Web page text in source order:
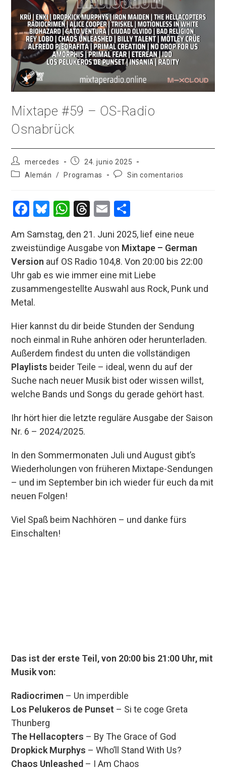
Mixtape #59 – OS-Radio
Osnabrück
Autor
de
la
mercedes
Publicación
la
24. junio 2025
Categoría
entrada:
Alemán / Programas
Comentarios
entrada:
Sin comentarios
F
ce
b
o
o
k
Bl
es
ky
W
at
s
A
p
T
e
a
d
s
E
ail m
p
ar
tir
Am Samstag, den 21. Juni 2025, lief eine neue
zweistündige Ausgabe von Mixtape – German
Version auf OS Radio 104,8. Von 20:00 bis 22:00
Uhr gab es wie immer eine mit Liebe
zusammengestellte Auswahl aus Rock, Punk und
Metal.
Hier kannst du dir beide Stunden der Sendung
noch einmal in Ruhe anhören oder herunterladen.
Außerdem findest du unten die vollständigen
Playlists beider Teile – ideal, wenn du auf der
Suche nach neuer Musik bist oder wissen willst,
welche Bands und Songs du gerade gehört hast.
Ihr hört hier die letzte reguläre Ausgabe der Saison
Nr. 6 – 2024/2025.
In den Sommermonaten Juli und August gibt’s
Wiederholungen von früheren Mixtape-Sendungen
– und im September bin ich wieder für euch da mit
neuen Folgen!
Viel Spaß beim Nachhören – und danke fürs
Einschalten!
Das ist der erste Teil, von 20:00 bis 21:00 Uhr, mit
Musik von:
Radiocrimen – Un imperdible
Los Pelukeros de Punset – Si te coge Greta
Thunberg
The Hellacopters – By The Grace of God
Dropkick Murphys – Who’ll Stand With Us?
Chaos Unleashed – I Am Chaos